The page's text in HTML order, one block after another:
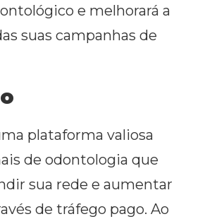
e melhorará a
suas campanhas de
plataforma valiosa
de odontologia que
sua rede e aumentar
de tráfego pago. Ao